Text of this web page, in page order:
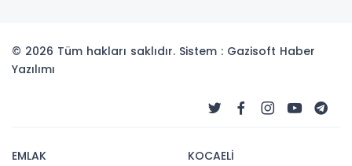
© 2026 Tüm hakları saklıdır. Sistem : Gazisoft Haber
Yazılımı
EMLAK KOCAELİ